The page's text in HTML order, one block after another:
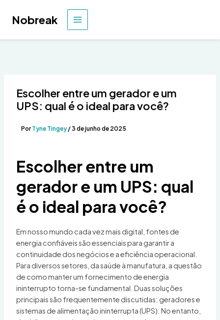
para
conteúdo
Nobreak
MENU
Escolher entre um gerador e um
UPS: qual é o ideal para você?
PorTyne Tingey /3 de junho de 2025
Escolher entre um
gerador e um UPS: qual
é o ideal para você?
Em nosso mundo cada vez mais digital, fontes de
energia confiáveis são essenciais para garantir a
continuidade dos negócios e a eficiência operacional.
Para diversos setores, da saúde à manufatura, a questão
de como manter um fornecimento de energia
ininterrupto torna-se fundamental. Duas soluções
principais são frequentemente discutidas: geradores e
sistemas de alimentação ininterrupta (UPS). No entanto,